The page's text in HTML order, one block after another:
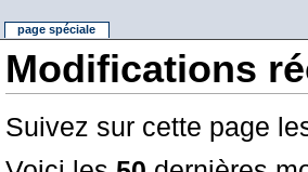
Modifications
Suivez sur cette page
page spéciale